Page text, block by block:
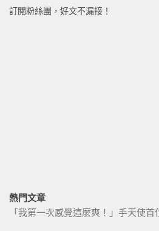
訂閱粉絲團，好文不漏接！
熱門文章
「我第一次感覺這麼爽！」手天使